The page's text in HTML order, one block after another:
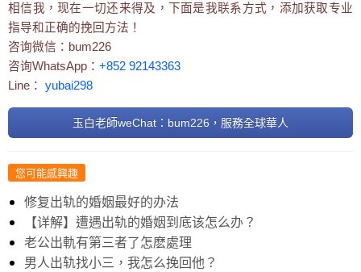
相信我，现在一切还来得及，下面是我联系方式，添加获取专业
指导和正确的挽回方法！
咨询微信：bum226
咨询WhatsApp： +852 92143363
Line： yubai298
玉白老師weChat：bum226，服務全球華人
您可能感興趣
修复出轨的婚姻最好的办法
【详解】遭遇出轨的婚姻到底该怎么办？
老公出軌有第三者了怎麽處理
男人出轨找小三，我怎么挽回他？